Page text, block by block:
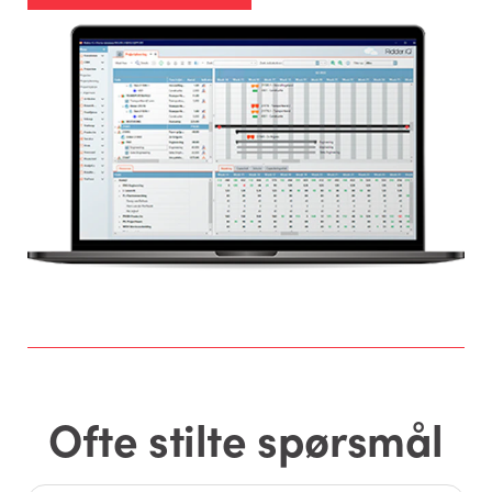
Ofte stilte spørsmål